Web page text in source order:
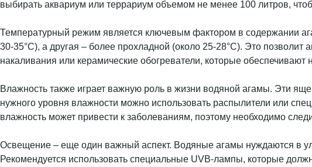
выбирать аквариум или террариум объемом не менее 100 литров,
Температурный режим является ключевым фактором в содержании
30-35°C), а другая – более прохладной (около 25-28°C). Это
накаливания или керамические обогреватели, которые обеспечивают
Влажность также играет важную роль в жизни водяной агамы. Эти
нужного уровня влажности можно использовать распылители или
влажность может привести к заболеваниям, поэтому необходимо
Освещение – еще один важный аспект. Водяные агамы нуждаются в
Рекомендуется использовать специальные UVB-лампы, которые